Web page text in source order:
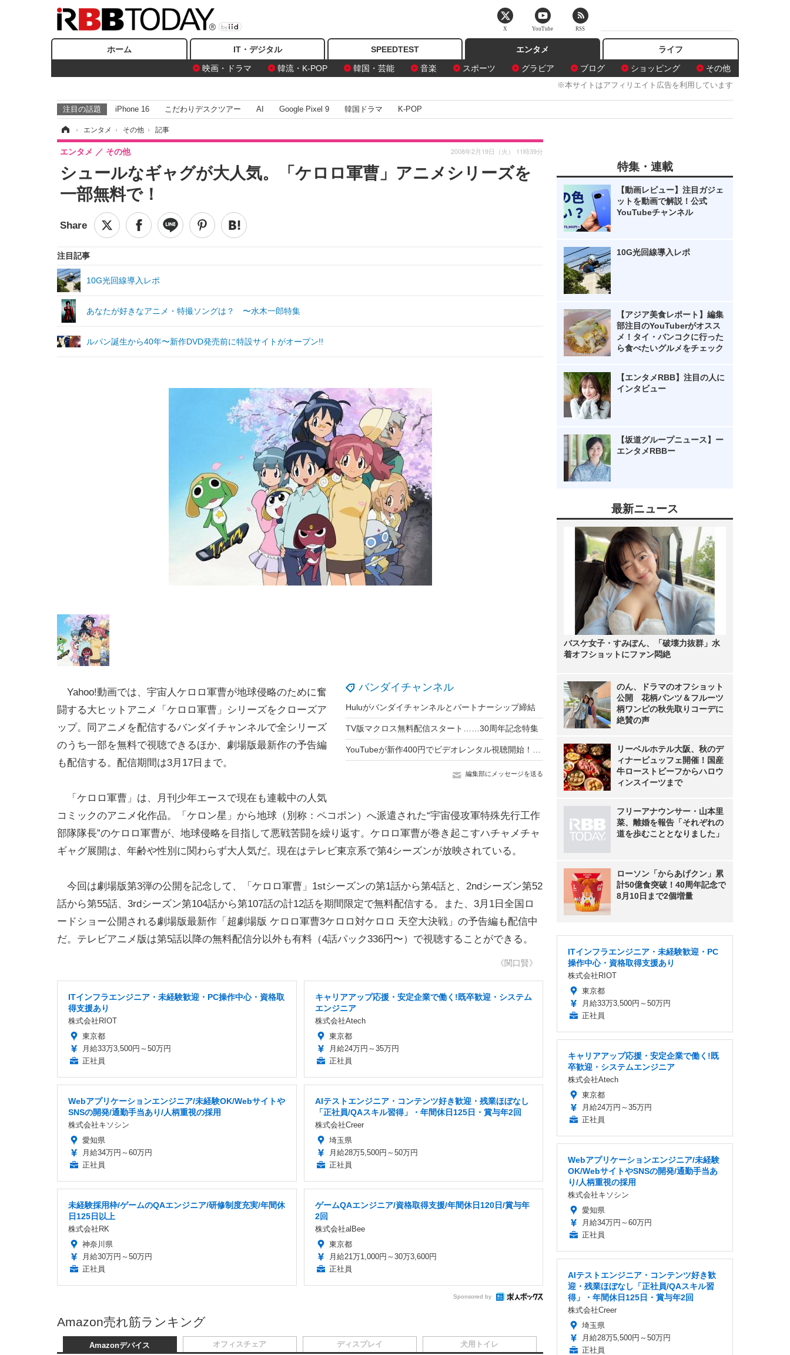
ホーム IT・デジタル SPEEDTEST
エンタメ
映画・ドラマ
韓流・K-POP 韓国・芸能 音楽 スポーツ グラビア ブログ ショッピング その他
ライフ
※本サイトはアフィリエイト広告を利用しています
注目の話題 iPhone 16 こだわりデスクツアー AI Google Pixel 9 韓国ドラマ K-POP
› エンタメ › その他 › 記事
シュールなギャグが大人気。「ケロロ軍曹」アニメシリーズを
一部無料で！
エンタメ その他 2008年2月19日（火） 11時39分
注目記事
10G光回線導入レポ
あなたが好きなアニメ・特撮ソングは？ 〜水木一郎特集
ルパン誕生から40年〜新作DVD発売前に特設サイトがオープン!!
バンダイチャンネル
Huluがバンダイチャンネルとパートナーシップ締結
TV版マクロス無料配信スタート……30周年記念特集
編集部にメッセージを送る
Yahoo!動画では、宇宙人ケロロ軍曹が地球侵略のために奮
闘する大ヒットアニメ「ケロロ軍曹」シリーズをクローズア
ップ。同アニメを配信するバンダイチャンネルで全シリーズ
のうち一部を無料で視聴できるほか、劇場版最新作の予告編
も配信する。配信期間は3月17日まで。
「ケロロ軍曹」は、月刊少年エースで現在も連載中の人気
コミックのアニメ化作品。「ケロン星」から地球（別称：ペコポン）へ派遣された“宇宙侵攻軍特殊先行工作
部隊隊長”のケロロ軍曹が、地球侵略を目指して悪戦苦闘を繰り返す。ケロロ軍曹が巻き起こすハチャメチャ
ギャグ展開は、年齢や性別に関わらず大人気だ。現在はテレビ東京系で第4シーズンが放映されている。
今回は劇場版第3弾の公開を記念して、「ケロロ軍曹」1stシーズンの第1話から第4話と、2ndシーズン第52
話から第55話、3rdシーズン第104話から第107話の計12話を期間限定で無料配信する。また、3月1日全国ロ
ードショー公開される劇場版最新作「超劇場版 ケロロ軍曹3ケロロ対ケロロ 天空大決戦」の予告編も配信中
だ。テレビアニメ版は第5話以降の無料配信分以外も有料（4話パック336円〜）で視聴することができる。
《関口賢》
ITインフラエンジニア・未経験歓迎・PC操作中心・資格取
得支援あり
株式会社RIOT
東京都
月給33万3,500円～50万円
正社員
キャリアアップ応援・安定企業で働く!既卒歓迎・システム
エンジニア
株式会社Atech
東京都
月給24万円～35万円
正社員
Webアプリケーションエンジニア/未経験OK/Webサイトや
SNSの開発/通勤手当あり/人柄重視の採用
株式会社キソシン
愛知県
月給34万円～60万円
正社員
AIテストエンジニア・コンテンツ好き歓迎・残業ほぼなし
「正社員/QAスキル習得」・年間休日125日・賞与年2回
株式会社Creer
埼玉県
月給28万5,500円～50万円
正社員
未経験採用枠/ゲームのQAエンジニア/研修制度充実/年間休
日125日以上
株式会社RK
神奈川県
月給30万円～50万円
正社員
ゲームQAエンジニア/資格取得支援/年間休日120日/賞与年
2回
株式会社alBee
東京都
月給21万1,000円～30万3,600円
正社員
Sponsored by
Amazon売れ筋ランキング
Amazonデバイス オフィスチェア ディスプレイ 犬用トイレ
特集・連載
【動画レビュー】注目ガジェ
ットを動画で解説！公式
YouTubeチャンネル
10G光回線導入レポ
【アジア美食レポート】編集
部注目のYouTuberがオスス
メ！タイ・バンコクに行った
ら食べたいグルメをチェック
【エンタメRBB】注目の人に
インタビュー
【坂道グループニュース】ー
エンタメRBBー
最新ニュース
バスケ女子・すみぽん、「破壊力抜群」水
着オフショットにファン悶絶
のん、ドラマのオフショット
公開 花柄パンツ＆フルーツ
柄ワンピの秋先取りコーデに
絶賛の声
リーベルホテル大阪、秋のデ
ィナービュッフェ開催！国産
牛ローストビーフからハロウ
ィンスイーツまで
フリーアナウンサー・山本里
菜、離婚を報告「それぞれの
道を歩むこととなりました」
ローソン「からあげクン」累
計50億食突破！40周年記念で
8月10日まで2個増量
ITインフラエンジニア・未経験歓迎・PC
操作中心・資格取得支援あり
株式会社RIOT
東京都
月給33万3,500円～50万円
正社員
キャリアアップ応援・安定企業で働く!既
卒歓迎・システムエンジニア
株式会社Atech
東京都
月給24万円～35万円
正社員
Webアプリケーションエンジニア/未経験
OK/WebサイトやSNSの開発/通勤手当あ
り/人柄重視の採用
株式会社キソシン
愛知県
月給34万円～60万円
正社員
AIテストエンジニア・コンテンツ好き歓
迎・残業ほぼなし「正社員/QAスキル習
得」・年間休日125日・賞与年2回
株式会社Creer
埼玉県
月給28万5,500円～50万円
正社員
X YouTube RSS